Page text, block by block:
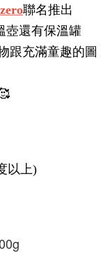
聯名推出
壺還有保溫罐
跟充滿童趣的圖
以上)